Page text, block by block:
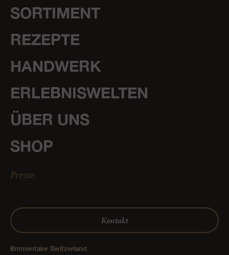
SORTIMENT
REZEPTE
HANDWERK
ERLEBNISWELTEN
ÜBER UNS
SHOP
Presse
Kontakt
Emmentaler Switzerland